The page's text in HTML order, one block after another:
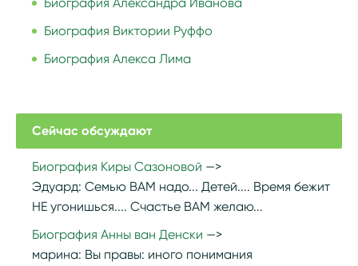
Биография Виктории Руффо
Биография Алекса Лима
Сейчас обсуждают
Биография Киры Сазоновой
Эдуард: Семью ВАМ надо... Детей.... Время бежит
НЕ угонишься.... Счастье ВАМ желаю...
Биография Анны ван Денски
марина: Вы правы: иного понимания